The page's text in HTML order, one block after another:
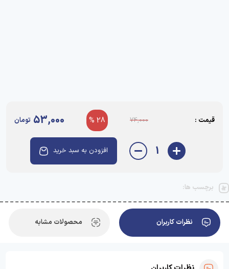
قیمت : 74,000
28 %
53,000 تومان
1 افزودن به سبد خرید
برچسب ها:
نظرات کاربران محصولات مشابه